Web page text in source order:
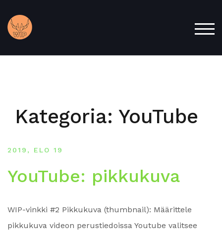
content
Kategoria: YouTube
2019, ELO 19
YouTube: pikkukuva
WIP-vinkki #2 Pikkukuva (thumbnail): Määrittele
pikkukuva videon perustiedoissa Youtube valitsee